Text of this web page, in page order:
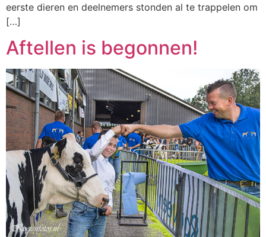
eerste dieren en deelnemers stonden al te trappelen om
[…]
Aftellen is begonnen!